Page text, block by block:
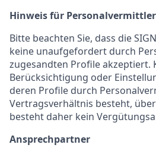
Hinweis für Personalvermittler
Bitte beachten Sie, dass die
keine unaufgefordert durch
zugesandten Profile akzeptiert.
Berücksichtigung oder
deren Profile durch
Vertragsverhältnis besteht,
besteht daher kein
Ansprechpartner